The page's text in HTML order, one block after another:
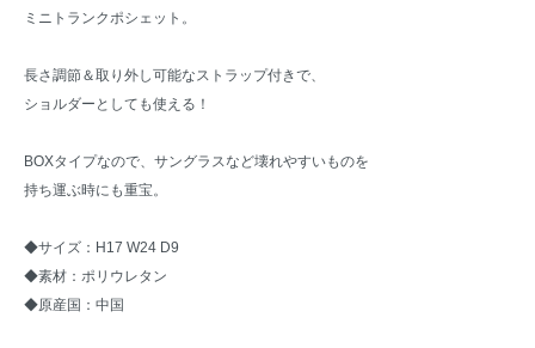
ミニトランクポシェット。
長さ調節＆取り外し可能なストラップ付きで、
ショルダーとしても使える！
BOXタイプなので、サングラスなど壊れやすいものを
持ち運ぶ時にも重宝。
◆サイズ：H17 W24 D9
◆素材：ポリウレタン
◆原産国：中国